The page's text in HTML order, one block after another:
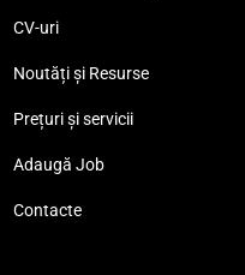
CV-uri
Noutăți și Resurse
Prețuri și servicii
Adaugă Job
Contacte